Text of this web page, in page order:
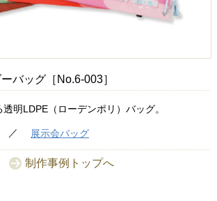
バッグ［No.6-003］
明LDPE（ローデンポリ）バッグ。
展示会バッグ
制作事例トップへ